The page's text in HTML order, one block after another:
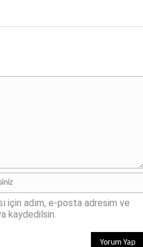
için adım, e-posta adresim ve
kaydedilsin.